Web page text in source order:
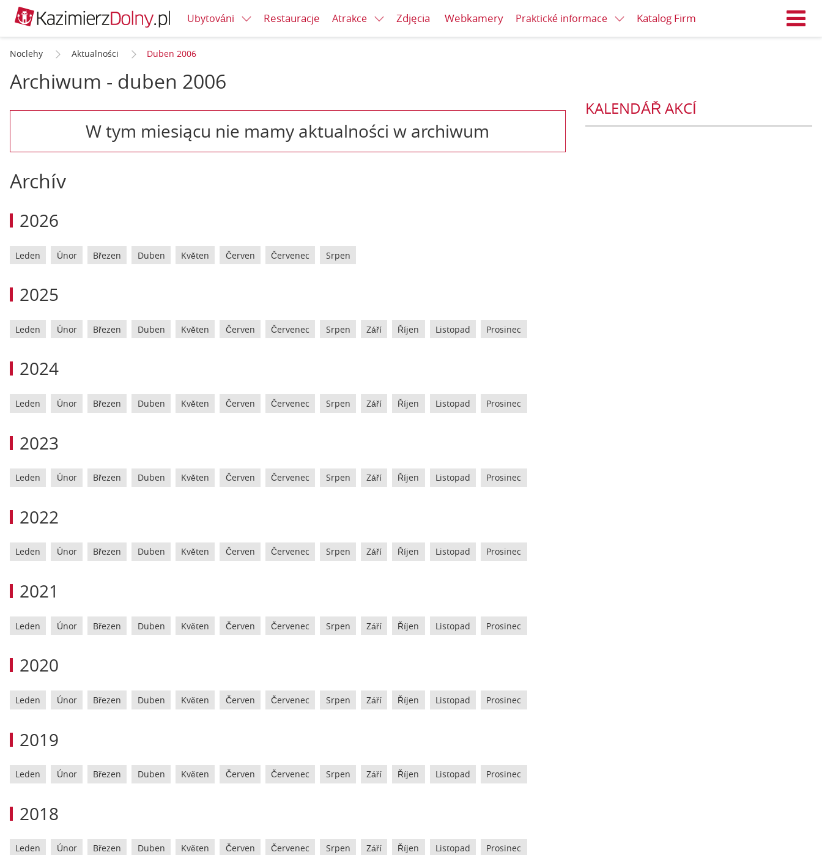
Ubytováni Restauracje Atrakce Zdjęcia Webkamery Praktické informace Katalog Firm
Noclehy Aktualności Duben 2006
Archiwum - duben 2006
W tym miesiącu nie mamy aktualności w archiwum
Archív
2026
Leden Únor Březen Duben Květen Červen Červenec Srpen
2025
Leden Únor Březen Duben Květen Červen Červenec Srpen Září Říjen Listopad Prosinec
2024
Leden Únor Březen Duben Květen Červen Červenec Srpen Září Říjen Listopad Prosinec
2023
Leden Únor Březen Duben Květen Červen Červenec Srpen Září Říjen Listopad Prosinec
2022
Leden Únor Březen Duben Květen Červen Červenec Srpen Září Říjen Listopad Prosinec
2021
Leden Únor Březen Duben Květen Červen Červenec Srpen Září Říjen Listopad Prosinec
2020
Leden Únor Březen Duben Květen Červen Červenec Srpen Září Říjen Listopad Prosinec
2019
Leden Únor Březen Duben Květen Červen Červenec Srpen Září Říjen Listopad Prosinec
2018
Leden Únor Březen Duben Květen Červen Červenec Srpen Září Říjen Listopad Prosinec
KALENDÁŘ AKCÍ